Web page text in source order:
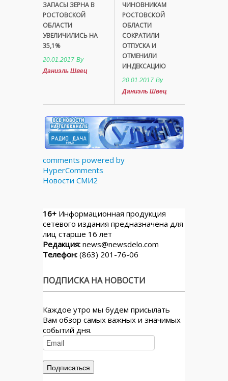
ЗАПАСЫ ЗЕРНА В
РОСТОВСКОЙ
ОБЛАСТИ
УВЕЛИЧИЛИСЬ НА
35,1%
20.01.2017 By
Даниэль Швец
ЧИНОВНИКАМ
РОСТОВСКОЙ
ОБЛАСТИ
СОКРАТИЛИ
ОТПУСКА И
ОТМЕНИЛИ
ИНДЕКСАЦИЮ
20.01.2017 By
Даниэль Швец
comments powered by
HyperComments
Новости СМИ2
16+ Информационная продукция
сетевого издания предназначена для
лиц старше 16 лет
Редакция: news@newsdelo.com
Телефон: (863) 201-76-06
ПОДПИСКА НА НОВОСТИ
Каждое утро мы будем присылать
Вам обзор самых важных и значимых
событий дня.